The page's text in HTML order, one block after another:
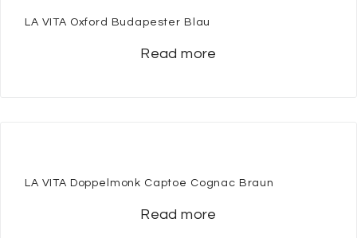
LA VITA Oxford Budapester Blau
Read more
LA VITA Doppelmonk Captoe Cognac Braun
Read more